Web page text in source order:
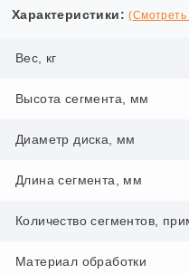
Характеристики: (Смотреть
Вес, кг
Высота сегмента, мм
Диаметр диска, мм
Длина сегмента, мм
Количество сегментов,
Материал обработки